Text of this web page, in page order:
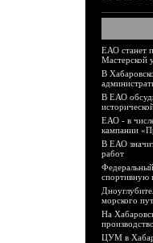
ЕАО станет
Мастерской
В
В ЕАО
ЕАО - в
кампании
В ЕАО
работ
спортивную
морского
На
ЦУМ в